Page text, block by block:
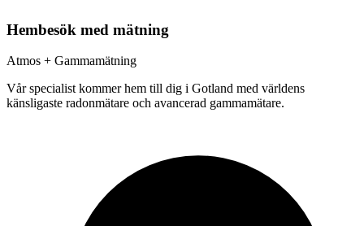
Hembesök med mätning
Atmos + Gammamätning
Vår specialist kommer hem till dig i Gotland med världens
känsligaste radonmätare och avancerad gammamätare.